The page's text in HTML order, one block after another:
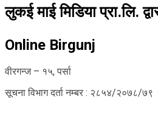
लुकई माई मिडिया प्रा.लि.
Online Birgunj
वीरगन्ज – १५, पर्सा
सूचना विभाग दर्ता नम्बर : २८५४/२०७८/७९